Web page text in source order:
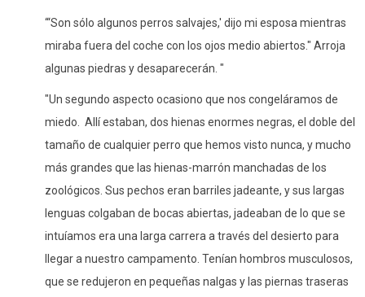
“‘Son sólo algunos perros salvajes,' dijo mi esposa mientras
miraba fuera del coche con los ojos medio abiertos." Arroja
algunas piedras y desaparecerán. "
"Un segundo aspecto ocasiono que nos congeláramos de
miedo. Allí estaban, dos hienas enormes negras, el doble del
tamaño de cualquier perro que hemos visto nunca, y mucho
más grandes que las hienas-marrón manchadas de los
zoológicos. Sus pechos eran barriles jadeante, y sus largas
lenguas colgaban de bocas abiertas, jadeaban de lo que se
intuíamos era una larga carrera a través del desierto para
llegar a nuestro campamento. Tenían hombros musculosos,
que se redujeron en pequeñas nalgas y las piernas traseras